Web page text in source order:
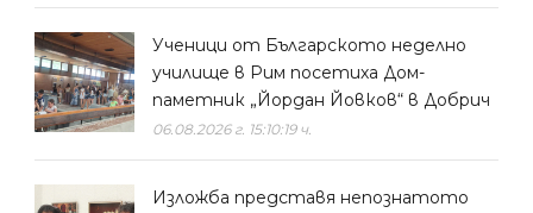
Ученици от Българското неделно
училище в Рим посетиха Дом-
паметник „Йордан Йовков“ в Добрич
06.08.2026 г. 15:10:19 ч.
Изложба представя непознатото